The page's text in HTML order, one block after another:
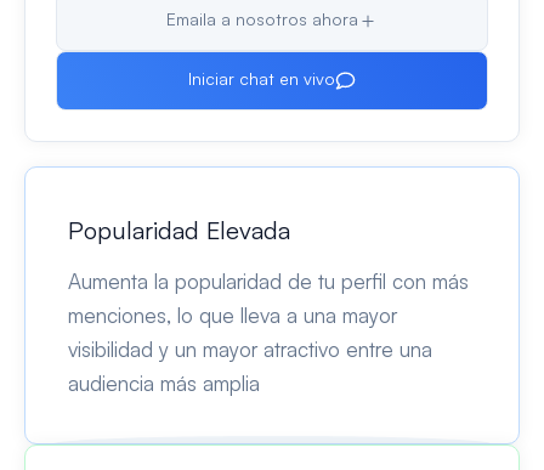
Emaila a nosotros ahora
Iniciar chat en vivo
Popularidad Elevada
Aumenta la popularidad de tu perfil con más
menciones, lo que lleva a una mayor
visibilidad y un mayor atractivo entre una
audiencia más amplia